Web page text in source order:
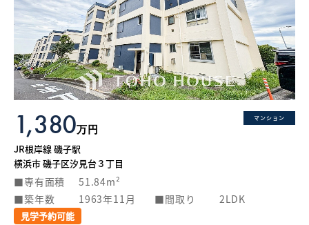
マンション
1,380万円
JR根岸線 磯子駅
横浜市 磯子区汐見台３丁目
専有面積
51.84m²
築年数
1963年11月 間取り 2LDK
見学予約可能